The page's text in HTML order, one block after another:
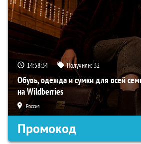
14:58:33 Получили: 32
Обувь, одежда и сумки для всей
на Wildberries
Россия
Промокод